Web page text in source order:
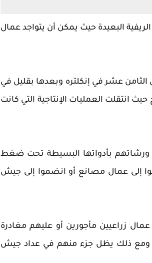
البعيدة حيث يمكن أن يتواجد عمال
الثامن عشر في إنكلتره وبعدها بقليل في
حيث انتقلت العمليات الإنتاجية التي كانت
ورشاتهم بأدواتها البسيطة تحت ضغط
إلى عمال مصانع أو انضموا إلى جيش
عمال زراعيين مأجورين أو عليهم مغادرة
ومع ذلك يظل جزء منهم في عداد جيش